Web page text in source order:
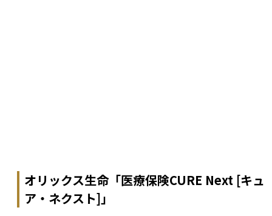
オリックス生命「医療保険CURE Next [キュ
ア・ネクスト]」